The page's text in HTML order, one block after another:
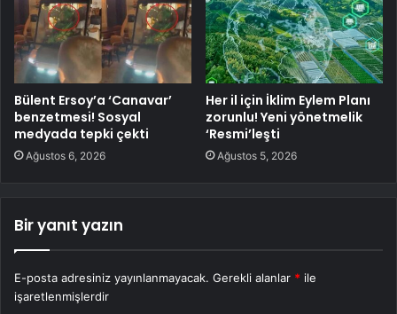
Bülent Ersoy’a ‘Canavar’
benzetmesi! Sosyal
medyada tepki çekti
Ağustos 6, 2026
Her il için İklim Eylem Planı
zorunlu! Yeni yönetmelik
‘Resmi’leşti
Ağustos 5, 2026
Bir yanıt yazın
E-posta adresiniz yayınlanmayacak. Gerekli alanlar * ile
işaretlenmişlerdir